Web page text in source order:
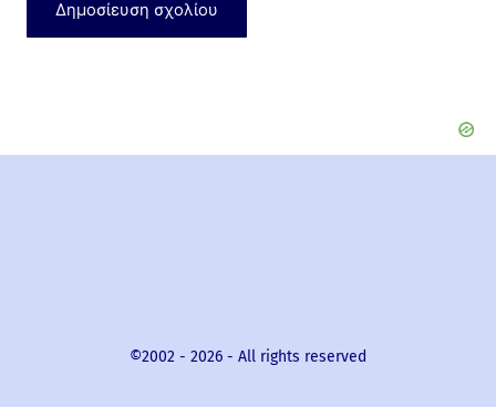
l
©2002 - 2026 - All rights reserved